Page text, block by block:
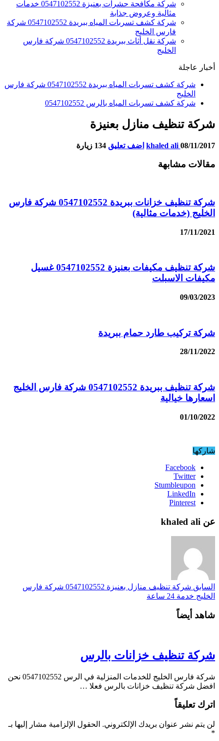
شركة مكافحة حشرات بعنيزة 0547102552 خدمات
مثالية وعروض جذابة
شركة كشف تسربات المياه ببريدة 0547102552 شركة
فارس الخليج
شركة نقل أثاث ببريدة 0547102552 شركة فارس
الخليج
أخبار عاجلة
شركة كشف تسربات المياه ببريدة 0547102552 شركة فارس
الخليج
شركة كشف تسربات المياه بالرس 0547102552
شركة تنظيف منازل بعنيزة
khaled ali 08/11/2017 اضف تعليق 134 زيارة
مقالات مشابهة
شركة تنظيف خزانات ببريدة 0547102552 شركة فارس
الخليج (خدمات مثالية)
17/11/2021
شركة تنظيف مكيفات بعنيزة 0547102552 غسيل
مكيفات الاسبلت
09/03/2023
شركة تركيب طارد حمام ببريدة
28/11/2022
شركة تنظيف ببريدة 0547102552 شركة فارس الخليج
اسعارها خيالية
01/10/2022
شاركها
Facebook
Twitter
Stumbleupon
LinkedIn
Pinterest
عن khaled ali
السابق
شركة تنظيف منازل بعنيزة 0547102552 شركة فارس
الخليج خدمة 24 ساعة
شاهد أيضاً
شركة تنظيف خزانات بالرس
شركة فارس الخليج للخدمات المنزلية في الرس 0547102552 نحن
افضل شركة تنظيف خزانات بالرس فعلا …
اترك تعليقاً
لن يتم نشر عنوان بريدك الإلكتروني. الحقول الإلزامية مشار إليها بـ
*